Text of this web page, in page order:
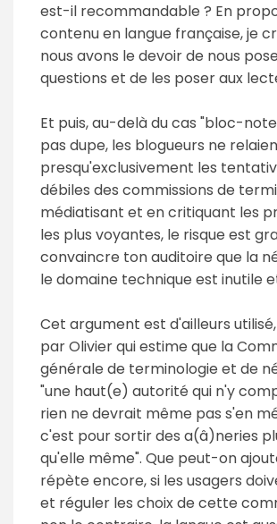
est-il recommandable ? En
contenu en langue française, je
nous avons le devoir de nous
questions et de les poser aux
Et puis, au-delà du cas "bloc-
pas dupe, les blogueurs ne
presqu'exclusivement les
débiles des commissions de
médiatisant et en critiquant les
les plus voyantes, le risque est
convaincre ton auditoire que la
le domaine technique est inutile
Cet argument est d'ailleurs
par Olivier qui estime que la
générale de terminologie et de
"une haut(e) autorité qui n'y
rien ne devrait même pas s'en
c'est pour sortir des a(â)neries
qu'elle même". Que peut-on
répète encore, si les usagers
et réguler les choix de cette